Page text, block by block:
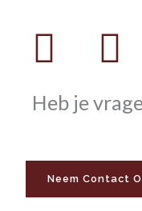
Heb je
Neem Contact